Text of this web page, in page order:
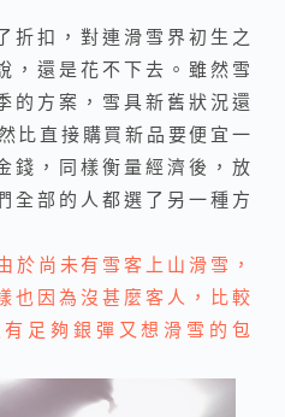
折扣，對連滑雪界初生之
，還是花不下去。雖然雪
的方案，雪具新舊狀況還
比直接購買新品要便宜一
錢，同樣衡量經濟後，放
全部的人都選了另一種方
於尚未有雪客上山滑雪，
也因為沒甚麼客人，比較
足夠銀彈又想滑雪的包